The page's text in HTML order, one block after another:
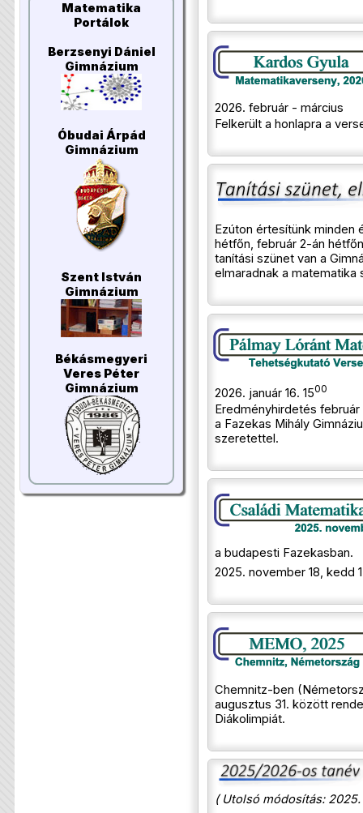
Matematika
Portálok
Berzsenyi Dániel
Gimnázium
Óbudai Árpád
Gimnázium
Szent István
Gimnázium
Békásmegyeri
Veres Péter
Gimnázium
2026. február - március
Felkerült a honlapra a
Ezúton értesítünk minden
hétfőn, február 2-án
tanítási szünet van a
elmaradnak a matematika
2026. január 16. 1500
Eredményhirdetés
a Fazekas Mihály
szeretettel.
a budapesti Fazekasban.
2025. november 18, kedd
Chemnitz-ben
augusztus 31. között
Diákolimpiát.
( Utolsó módosítás: